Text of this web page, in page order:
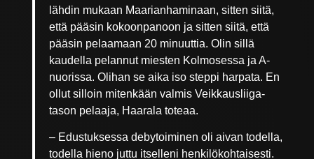
lähdin mukaan Maarianhaminaan, sitten siitä,
että pääsin kokoonpanoon ja sitten siitä, että
pääsin pelaamaan 20 minuuttia. Olin sillä
kaudella pelannut miesten Kolmosessa ja A-
nuorissa. Olihan se aika iso steppi harpata. En
ollut silloin mitenkään valmis Veikkausliiga-
tason pelaaja, Haarala toteaa.
– Edustuksessa debytoiminen oli aivan todella,
todella hieno juttu itselleni henkilökohtaisesti.